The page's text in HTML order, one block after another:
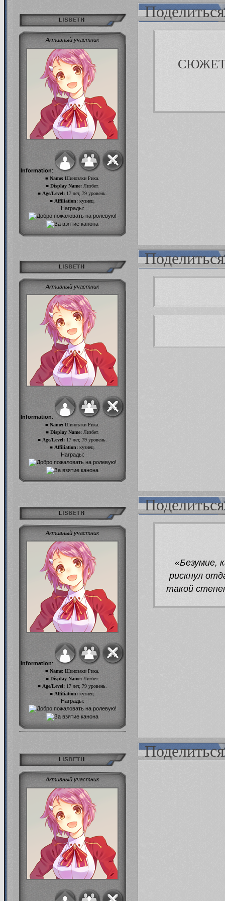
Поделиться
LISBETH
Активный участник
Information:
■ Name:Шинозаки Рика.
■ Display Name:Лизбет.
■ Age/Level:17 лет, 79 уровень.
■ Affiliation:кузнец.
Награды:
Поделиться
LISBETH
Активный участник
Information:
■ Name:Шинозаки Рика.
■ Display Name:Лизбет.
■ Age/Level:17 лет, 79 уровень.
■ Affiliation:кузнец.
Награды:
Поделиться
LISBETH
Активный участник
Information:
■ Name:Шинозаки Рика.
■ Display Name:Лизбет.
■ Age/Level:17 лет, 79 уровень.
■ Affiliation:кузнец.
Награды:
«Безумие,
рискнул
такой
Поделиться
LISBETH
Активный участник